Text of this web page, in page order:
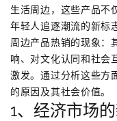
生活周边，这些产品不
年轻人追逐潮流的新标
周边产品热销的现象：
响、对文化认同和社会
激发。通过分析这些方
的原因及其社会价值。
1、经济市场